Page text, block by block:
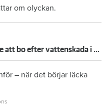
om olyckan.
600 kronor dyrare att bo efter vattenskada i Varberg
– när det börjar läcka